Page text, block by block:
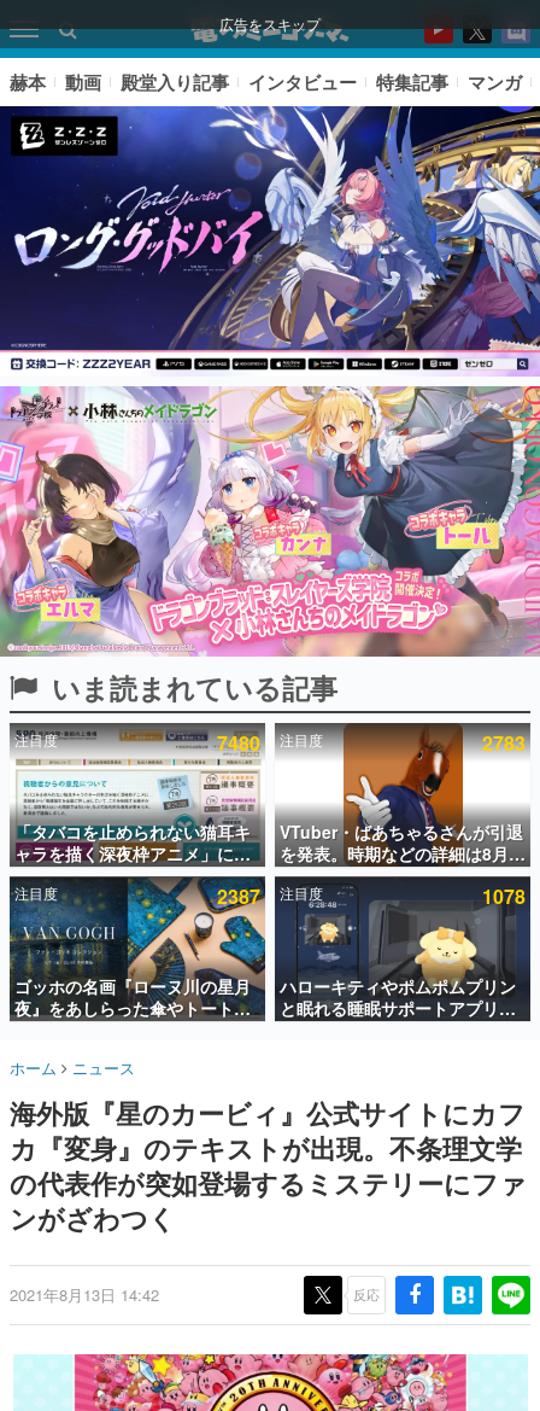
広告をスキップ
ピックアップ
電ファミのいま読まれている記事ランキング
アプリセール情報
インタビュー
連載・特集一覧
殿堂入り記事
SNS拡散数が数千以上！ ページビュー数万以上！ などな
ど。多くの人々に読まれた、電ファミ渾身の“殿堂入り”記
事をまとめました。
ゲームの企画書
名作ゲームクリエイターの方々に製作時のエピソードをお
聞きし、ヒットする企画（ゲーム）とは何か？を探ってい
きます。
赫本
この物語を解いてはいけない。『赫本』は、〈試験問題〉
の形をした短編ホラー小説集です。
新世代に訊く
これからのデジタルゲーム市場を担う若きクリエイター達
の姿を追い、彼らのルーツと情熱を探っていきます。
ゲームに多大な影響を受けた作家さんに取材し、ゲームが
日本のコンテンツ産業やカルチャーに与えた影響を探る企
画です。
日本モバイルゲーム産業史
日本のモバイルゲーム史における主要なトピック・タイト
ルを網羅するほか、開発者へのインタビューや識者による
解説を掲載。約20年の歴史が一望できる決定版！
『うつヌケ』『ペンと箸』等で知られるマンガ家・田中圭
一先生によるゲーム業界レポートマンガです。
なんでゲームは面白い？
ゲーム開発者・hamatsu氏がゲームの魅力を画面や操作の
具体的な形から解き明かしていく、硬派で骨太な評論連載
赫本 動画 殿堂入り記事 インタビュー 特集記事 マンガ
いま読まれている記事
注目度 7480
「タバコを止められない猫耳キ
ャラを描く深夜枠アニメ」に視
聴者の一部から批判意見。違法
薬物の使用と思しき描写も含め
て、BPOが議論を交わす
注目度 2783
VTuber・ばあちゃるさんが引退
を発表。時期などの詳細は8月9
日15時からの配信で説明
注目度 2387
ゴッホの名画『ローヌ川の星月
夜』をあしらった傘やトートバ
ッグなどが登場。8月7日21時よ
注目度 1078
ハローキティやポムポムプリン
と眠れる睡眠サポートアプリ
『ゆめたび』が配信中。キャラ
ホーム ニュース
海外版『星のカービィ』公式サイトにカフ
カ『変身』のテキストが出現。不条理文学
の代表作が突如登場するミステリーにファ
ンがざわつく
2021年8月13日 14:42 反応